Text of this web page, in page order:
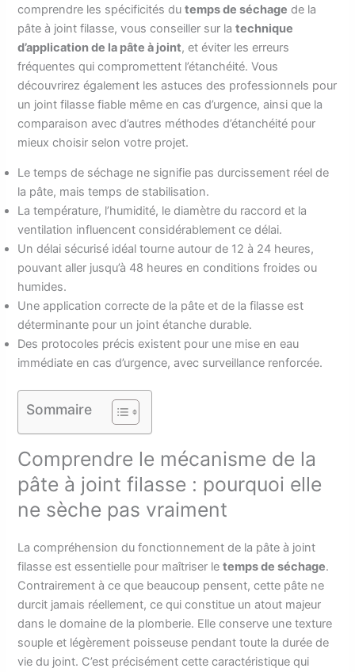
comprendre les spécificités dutemps de séchage de la
pâte à joint filasse, vous conseiller sur latechnique
d’application de la pâte à joint, et éviter les erreurs
fréquentes qui compromettent l’étanchéité. Vous
découvrirez également les astuces des professionnels pour
un joint filasse fiable même en cas d’urgence, ainsi que la
comparaison avec d’autres méthodes d’étanchéité pour
mieux choisir selon votre projet.
Le temps de séchage ne signifie pas durcissement réel de
la pâte, mais temps de stabilisation.
La température, l’humidité, le diamètre du raccord et la
ventilation influencent considérablement ce délai.
Un délai sécurisé idéal tourne autour de 12 à 24 heures,
pouvant aller jusqu’à 48 heures en conditions froides ou
humides.
Une application correcte de la pâte et de la filasse est
déterminante pour un joint étanche durable.
Des protocoles précis existent pour une mise en eau
immédiate en cas d’urgence, avec surveillance renforcée.
Sommaire
Comprendre le mécanisme de la
pâte à joint filasse : pourquoi elle
ne sèche pas vraiment
La compréhension du fonctionnement de la pâte à joint
filasse est essentielle pour maîtriser letemps de séchage.
Contrairement à ce que beaucoup pensent, cette pâte ne
durcit jamais réellement, ce qui constitue un atout majeur
dans le domaine de la plomberie. Elle conserve une texture
souple et légèrement poisseuse pendant toute la durée de
vie du joint. C’est précisément cette caractéristique qui